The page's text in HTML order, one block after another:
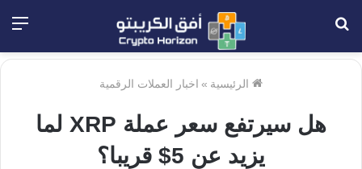
الرئيسية » اخبار العملات الرقمية
هل سيرتفع سعر عملة XRP لما
يزيد عن 5$ قريبا؟